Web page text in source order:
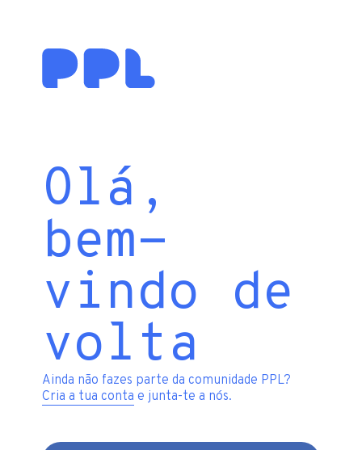
Olá,
bem-
vindo de
volta
Ainda não fazes parte da comunidade PPL?
Cria a tua conta e junta-te a nós.